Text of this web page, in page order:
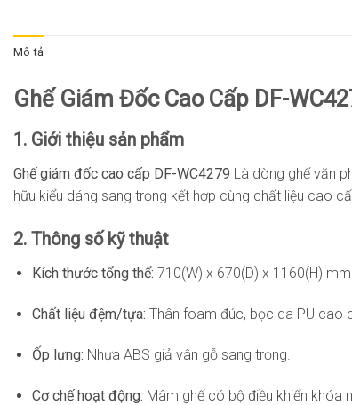
Mô tả
Ghế Giám Đốc Cao Cấp DF-
1. Giới thiệu sản phẩm
Ghế giám đốc cao cấp DF-WC4279 Là dòng ghế văn
hữu kiểu dáng sang trọng kết hợp cùng chất liệu cao
2. Thông số kỹ thuật
Kích thước tổng thể: 710(W) x 670(D) x 1160(H)
Chất liệu đệm/tựa: Thân foam đúc, bọc da PU cao
Ốp lưng: Nhựa ABS giả vân gỗ sang trọng.
Cơ chế hoạt động: Mâm ghế có bộ điều khiển khóa